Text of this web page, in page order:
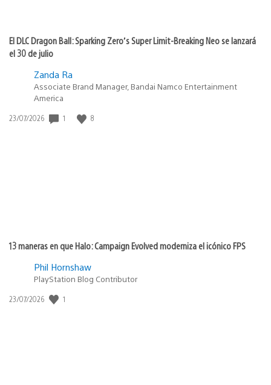
El DLC Dragon Ball: Sparking Zero’s Super Limit-Breaking Neo se lanzará
el 30 de julio
Zanda Ra
Associate Brand Manager, Bandai Namco Entertainment
America
Fecha
23/07/2026 1 8
13 maneras en que Halo: Campaign Evolved moderniza el icónico FPS
Phil Hornshaw
PlayStation Blog Contributor
Fecha
23/07/2026 1